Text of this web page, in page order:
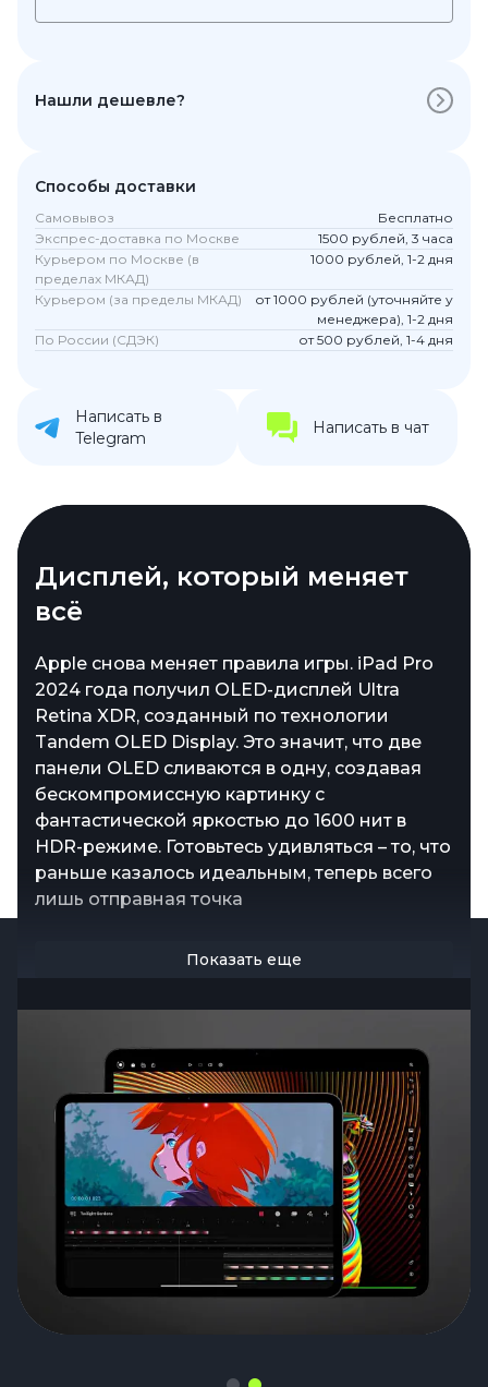
Нашли дешевле?
Способы доставки
Самовывоз
Бесплатно
Экспрес-доставка по Москве
1500 рублей, 3 часа
Курьером по Москве (в
пределах МКАД)
1000 рублей, 1-2 дня
Курьером (за пределы МКАД)
от 1000 рублей (уточняйте у
менеджера), 1-2 дня
По России (СДЭК)
от 500 рублей, 1-4 дня
Написать в
Telegram
Написать в чат
Стильный, тонкий, прочный
тонкий, легкий и удивительно прочный
гаджет в стильной алюминиевой оболочке,
созданной с заботой об экологии. Выбор
цветов лаконичен и элегантен –
классический серебристый и загадочный
«космический серый», подойдут и эстету, и
минималисту
Дисплей, который меняет
всё
Apple снова меняет правила игры. iPad Pro
2024 года получил OLED-дисплей Ultra
Retina XDR, созданный по технологии
Tandem OLED Display. Это значит, что две
панели OLED сливаются в одну, создавая
бескомпромиссную картинку с
фантастической яркостью до 1600 нит в
HDR-режиме. Готовьтесь удивляться – то, что
раньше казалось идеальным, теперь всего
лишь отправная точка
Показать еще